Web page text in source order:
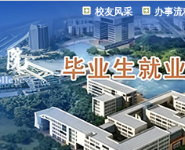
校友风采 办事流